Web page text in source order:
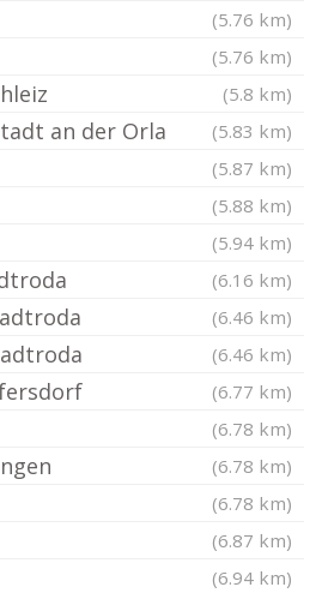
(5.76 km)
(5.76 km)
(5.8 km)
an der Orla (5.83 km)
(5.87 km)
(5.88 km)
(5.94 km)
(6.16 km)
(6.46 km)
(6.46 km)
(6.77 km)
(6.78 km)
(6.78 km)
(6.78 km)
(6.87 km)
(6.94 km)